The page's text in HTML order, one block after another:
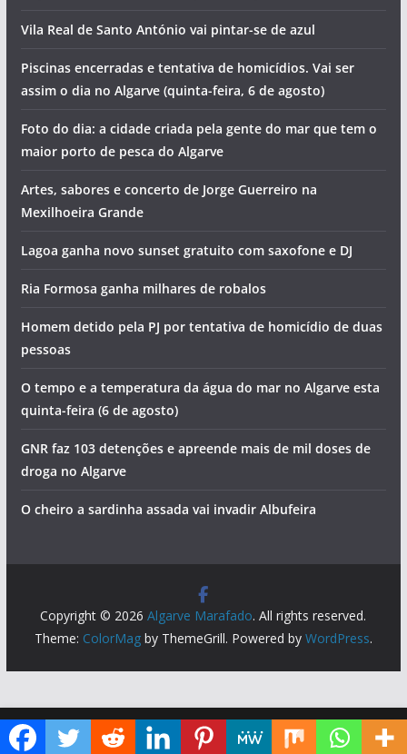
Vila Real de Santo António vai pintar-se de azul
Piscinas encerradas e tentativa de homicídios. Vai ser
assim o dia no Algarve (quinta-feira, 6 de agosto)
Foto do dia: a cidade criada pela gente do mar que tem o
maior porto de pesca do Algarve
Artes, sabores e concerto de Jorge Guerreiro na
Mexilhoeira Grande
Lagoa ganha novo sunset gratuito com saxofone e DJ
Ria Formosa ganha milhares de robalos
Homem detido pela PJ por tentativa de homicídio de duas
pessoas
O tempo e a temperatura da água do mar no Algarve esta
quinta-feira (6 de agosto)
GNR faz 103 detenções e apreende mais de mil doses de
droga no Algarve
O cheiro a sardinha assada vai invadir Albufeira
Copyright © 2026Algarve Marafado. All rights reserved.
Theme: ColorMagby ThemeGrill. Powered by WordPress.
Diga ao Google que o Algarve Marafado é uma das suas fontes de informação preferidas